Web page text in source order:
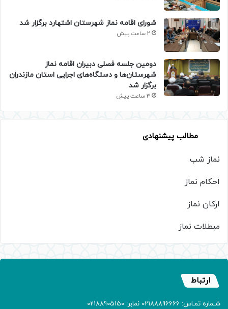
شورای اقامه نماز شهرستان اشتهارد برگزار شد
2 ساعت پیش
دومین جلسه فصلی دبیران اقامه نماز
شهرستان‌ها و دستگاه‌های اجرایی استان مازندران
برگزار شد
3 ساعت پیش
مطالب پیشنهادی
نماز شب
احکام نماز
ارکان نماز
مبطلات نماز
ارتباط
شـماره تمـاس: 02188896666 نمابر: 02188905150